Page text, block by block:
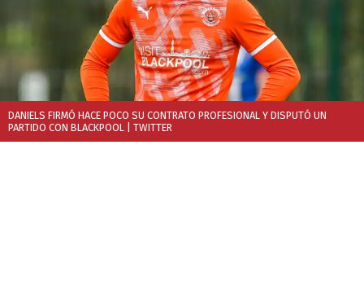
DANIELS FIRMÓ HACE POCO SU CONTRATO PROFESIONAL Y DISPUTÓ UN
PARTIDO CON BLACKPOOL | TWITTER